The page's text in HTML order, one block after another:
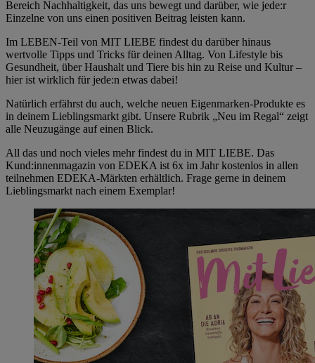
Bereich Nachhaltigkeit, das uns bewegt und darüber, wie jede:r
Einzelne von uns einen positiven Beitrag leisten kann.
Im LEBEN-Teil von MIT LIEBE findest du darüber hinaus
wertvolle Tipps und Tricks für deinen Alltag. Von Lifestyle bis
Gesundheit, über Haushalt und Tiere bis hin zu Reise und Kultur –
hier ist wirklich für jede:n etwas dabei!
Natürlich erfährst du auch, welche neuen Eigenmarken-Produkte es
in deinem Lieblingsmarkt gibt. Unsere Rubrik „Neu im Regal“ zeigt
alle Neuzugänge auf einen Blick.
All das und noch vieles mehr findest du in MIT LIEBE. Das
Kund:innenmagazin von EDEKA ist 6x im Jahr kostenlos in allen
teilnehmen EDEKA-Märkten erhältlich. Frage gerne in deinem
Lieblingsmarkt nach einem Exemplar!